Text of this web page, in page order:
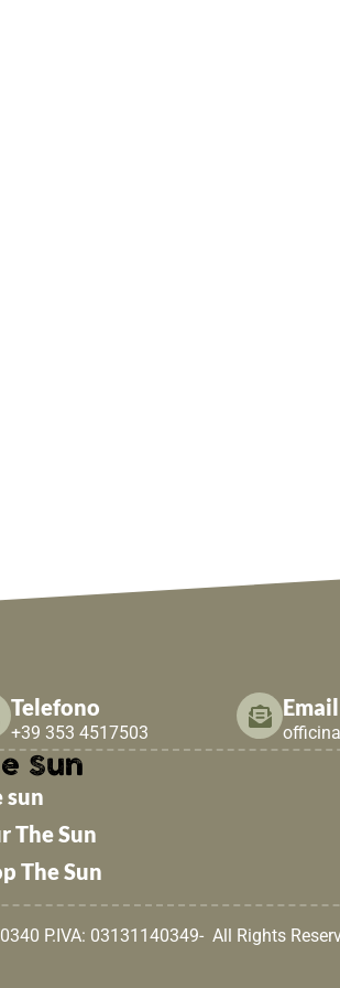
Telefono
+39 353 4517503
Email
Sun
sun
The Sun
The Sun
P.IVA: 03131140349- All Rights